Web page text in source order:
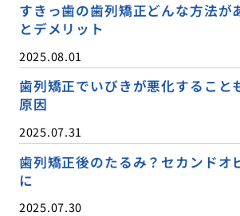
すきっ歯の歯列矯正どんな方法が
とデメリット
2025.08.01
歯列矯正でいびきが悪化すること
原因
2025.07.31
歯列矯正後のたるみ？セカンドオ
に
2025.07.30